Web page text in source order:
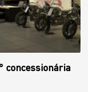
concessionária